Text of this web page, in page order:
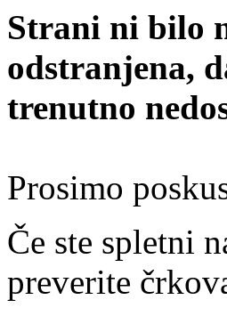
Strani ni bilo
odstranjena,
trenutno
Prosimo
Če ste spletni
preverite